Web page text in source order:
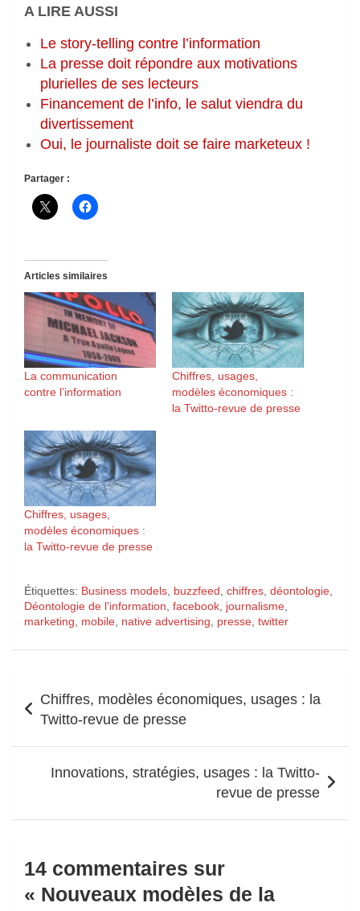
A LIRE AUSSI
Le story-telling contre l’information
La presse doit répondre aux motivations
plurielles de ses lecteurs
Financement de l’info, le salut viendra du
divertissement
Oui, le journaliste doit se faire marketeux !
Partager :
Articles similaires
La communication
contre l’information
Chiffres, usages,
modèles économiques :
la Twitto-revue de presse
Chiffres, usages,
modèles économiques :
la Twitto-revue de presse
Étiquettes: Business models buzzfeed chiffres déontologie
Déontologie de l'information facebook journalisme
marketing
mobile native advertising presse twitter
de
Chiffres, modèles économiques, usages : la
Twitto-revue de presse
Innovations, stratégies, usages : la Twitto-
revue de presse
14 commentaires sur
« Nouveaux modèles de la